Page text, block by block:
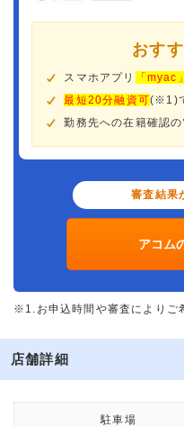
おす
スマホアプリ
「myac
最短20分融資可(※1)
勤務先への在籍確認
審査結果
アコム
※1.お申込時間や審査によりご
店舗詳細
駐車場